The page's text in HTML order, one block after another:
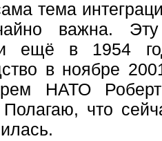
тема
важна.
ещё в 1954
в ноябре
НАТО
Полагаю, что